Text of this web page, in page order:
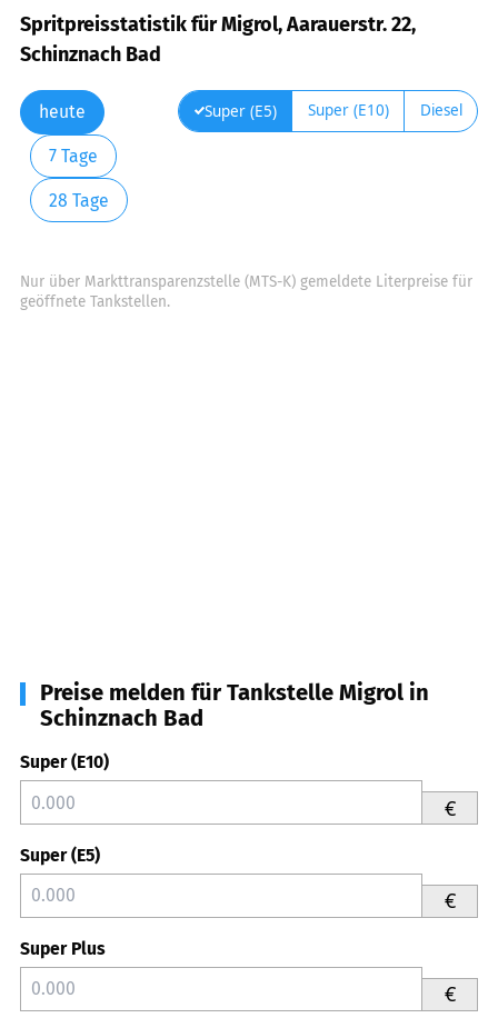
Spritpreisstatistik für Migrol, Aarauerstr. 22,
Schinznach Bad
heute
7 Tage
28 Tage
Super (E5) Super (E10) Diesel
Nur über Markttransparenzstelle (MTS-K) gemeldete Literpreise für
geöffnete Tankstellen.
Preise melden für Tankstelle Migrol in
Schinznach Bad
Super (E10)
€
Super (E5)
€
Super Plus
€